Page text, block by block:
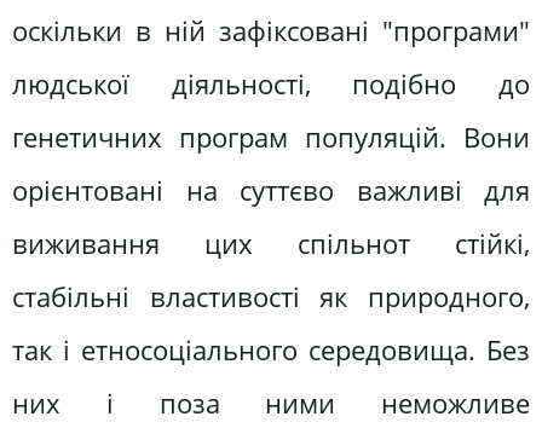
оскільки в ній зафіксовані "програми"
людської діяльності, подібно до
генетичних програм популяцій. Вони
орієнтовані на суттєво важливі для
виживання цих спільнот стійкі,
стабільні властивості як природного,
так і етносоціального середовища. Без
них і поза ними неможливе